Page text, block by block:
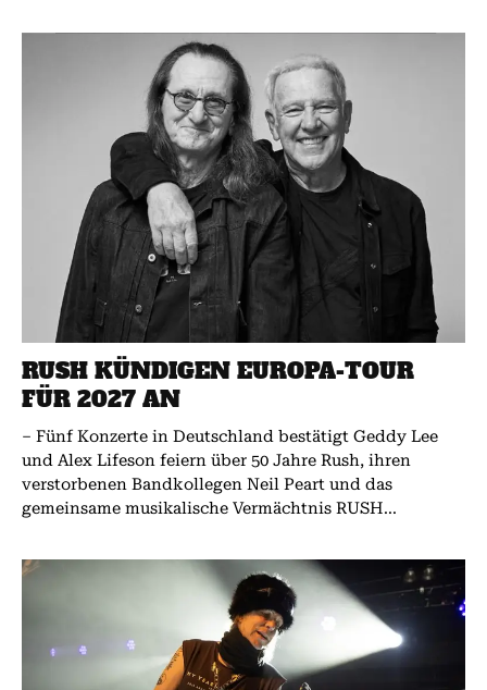
RUSH KÜNDIGEN EUROPA-TOUR
FÜR 2027 AN
– Fünf Konzerte in Deutschland bestätigt Geddy Lee
und Alex Lifeson feiern über 50 Jahre Rush, ihren
verstorbenen Bandkollegen Neil Peart und das
gemeinsame musikalische Vermächtnis RUSH...